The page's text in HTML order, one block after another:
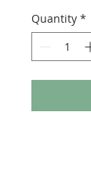
Quantity *